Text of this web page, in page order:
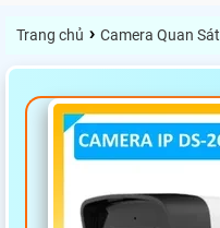
Trang chủ › Camera Quan Sát